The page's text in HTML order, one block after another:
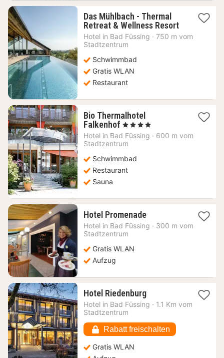
Das Mühlbach - Thermal
Retreat & Wellness Resort1
Nacht
Hotel in Bad Füssing · 750 m vom
Stadtzentrum
Schwimmbad
Gratis WLAN
Restaurant
Bio Thermalhotel
Falkenhof 1
Nacht
ab
€
, 4 Sterne
Hotel in Bad Füssing · 600 m vom
Stadtzentrum
Schwimmbad
Restaurant
Sauna
Hotel Promenade1
Nacht
ab
Hotel in Bad Füssing · 300 m vom
Stadtzentrum
Gratis WLAN
Aufzug
Hotel Riedenburg1
Nacht
ab
€
Hotel in Bad Füssing · 1.1 Km vom
Stadtzentrum
Rabatt freischalten
Gratis WLAN